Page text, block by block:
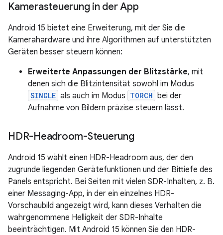
Kamerasteuerung in der App
Android 15 bietet eine Erweiterung, mit der Sie die
Kamerahardware und ihre Algorithmen auf unterstützten
Geräten besser steuern können:
Erweiterte Anpassungen der Blitzstärke, mit
denen sich die Blitzintensität sowohl im Modus
SINGLE als auch im Modus TORCH bei der
Aufnahme von Bildern präzise steuern lässt.
HDR-Headroom-Steuerung
Android 15 wählt einen HDR-Headroom aus, der den
zugrunde liegenden Gerätefunktionen und der Bittiefe des
Panels entspricht. Bei Seiten mit vielen SDR-Inhalten, z. B.
einer Messaging-App, in der ein einzelnes HDR-
Vorschaubild angezeigt wird, kann dieses Verhalten die
wahrgenommene Helligkeit der SDR-Inhalte
beeinträchtigen. Mit Android 15 können Sie den HDR-